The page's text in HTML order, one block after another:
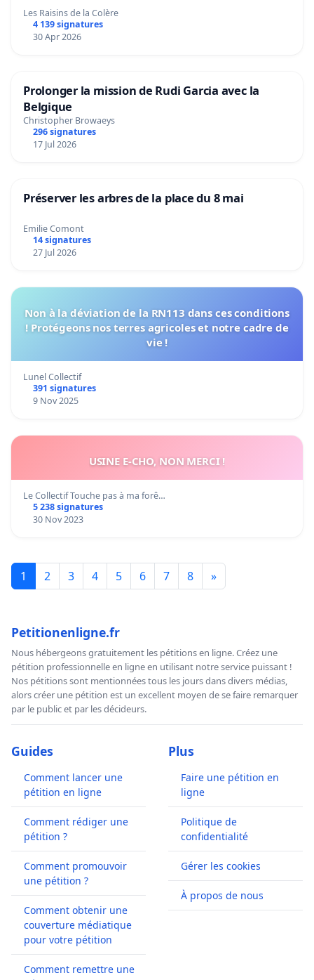
Les Raisins de la Colère
4 139 signatures
30 Apr 2026
Prolonger la mission de Rudi Garcia avec la
Belgique
Christopher Browaeys
296 signatures
17 Jul 2026
Préserver les arbres de la place du 8 mai
Emilie Comont
14 signatures
27 Jul 2026
Non à la déviation de la RN113 dans ces conditions
! Protégeons nos terres agricoles et notre cadre de
vie !
Lunel Collectif
391 signatures
9 Nov 2025
USINE E-CHO, NON MERCI !
Le Collectif Touche pas à ma forê…
5 238 signatures
30 Nov 2023
1 2 3 4 5 6 7 8 »
Petitionenligne.fr
Nous hébergeons gratuitement les pétitions en ligne. Créez une
pétition professionnelle en ligne en utilisant notre service puissant !
Nos pétitions sont mentionnées tous les jours dans divers médias,
alors créer une pétition est un excellent moyen de se faire remarquer
par le public et par les décideurs.
Guides
Comment lancer une
pétition en ligne
Comment rédiger une
pétition ?
Comment promouvoir
une pétition ?
Comment obtenir une
couverture médiatique
pour votre pétition
Comment remettre une
Plus
Faire une pétition en
ligne
Politique de
confidentialité
Gérer les cookies
À propos de nous